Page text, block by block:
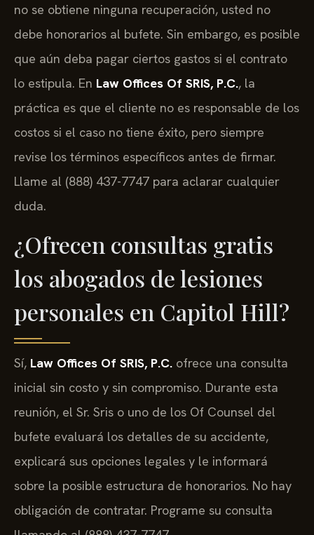
no se obtiene ninguna recuperación, usted no
debe honorarios al bufete. Sin embargo, es posible
que aún deba pagar ciertos gastos si el contrato
lo estipula. En Law Offices Of SRIS, P.C., la
práctica es que el cliente no es responsable de los
costos si el caso no tiene éxito, pero siempre
revise los términos específicos antes de firmar.
Llame al (888) 437-7747 para aclarar cualquier
duda.
¿Ofrecen consultas gratis
los abogados de lesiones
personales en Capitol Hill?
Sí, Law Offices Of SRIS, P.C. ofrece una consulta
inicial sin costo y sin compromiso. Durante esta
reunión, el Sr. Sris o uno de los Of Counsel del
bufete evaluará los detalles de su accidente,
explicará sus opciones legales y le informará
sobre la posible estructura de honorarios. No hay
obligación de contratar. Programe su consulta